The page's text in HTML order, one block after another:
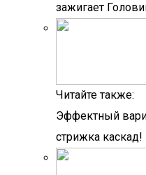
зажигает
Читайте также:
Эффектный
стрижка каскад!